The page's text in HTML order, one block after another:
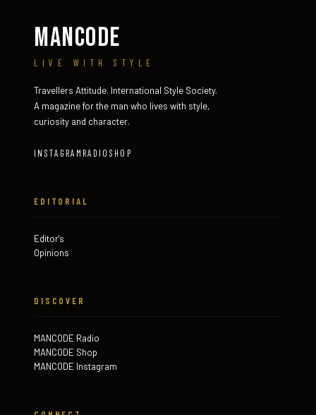
MANCODE
LIVE WITH STYLE
Travellers Attitude. International Style Society.
A magazine for the man who lives with style,
curiosity and character.
INSTAGRAM RADIO SHOP
EDITORIAL
Editor's
Opinions
DISCOVER
MANCODE Radio
MANCODE Shop
MANCODE Instagram